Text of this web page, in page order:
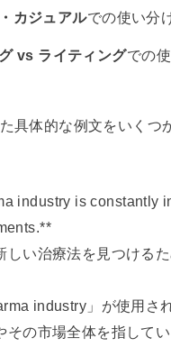
カジュアルでの使い分
vs ライティングでの
具体的な例文をいくつ
industry is constantly
しい治療法を見つける
industry」が使用さ
その市場全体を指してい